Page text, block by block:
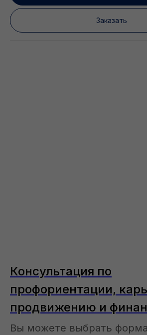
Заказать
Консультация по
профориентации,
продвижению и
Вы можете выбрать